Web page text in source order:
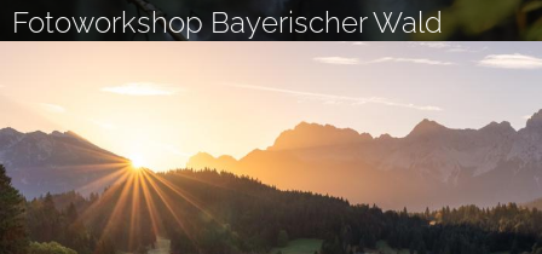
Fotoworkshop Bayerischer Wald